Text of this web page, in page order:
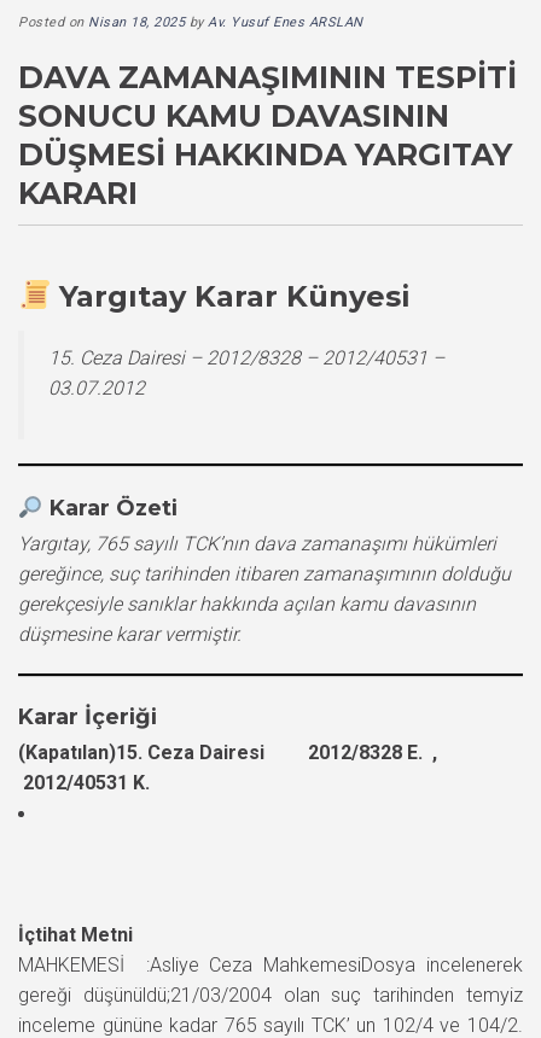
Posted on Nisan 18, 2025byAv. Yusuf Enes ARSLAN
DAVA ZAMANAŞIMININ TESPITI
SONUCU KAMU DAVASININ
DÜŞMESI HAKKINDA YARGITAY
KARARI
Yargıtay Karar Künyesi
15. Ceza Dairesi – 2012/8328 – 2012/40531 –
03.07.2012
Karar Özeti
Yargıtay, 765 sayılı TCK’nın dava zamanaşımı hükümleri
gereğince, suç tarihinden itibaren zamanaşımının dolduğu
gerekçesiyle sanıklar hakkında açılan kamu davasının
düşmesine karar vermiştir.
Karar İçeriği
(Kapatılan)15. Ceza Dairesi 2012/8328 E. ,
2012/40531 K.
İçtihat Metni
MAHKEMESİ :Asliye Ceza MahkemesiDosya incelenerek
gereği düşünüldü;21/03/2004 olan suç tarihinden temyiz
inceleme gününe kadar 765 sayılı TCK’ un 102/4 ve 104/2.